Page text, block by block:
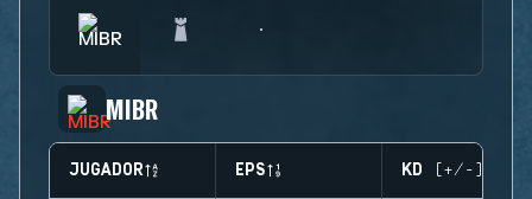
MIBR
JUGADOR EPS KD (+/-)